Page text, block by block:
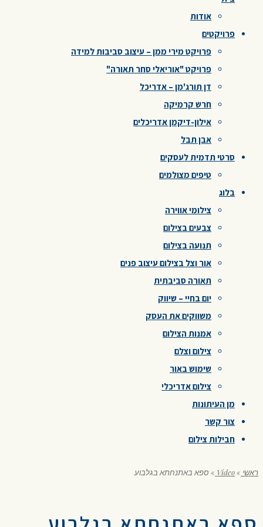
אודות
פרויקטים
פרויקט מירי ממן – עיצוב סביבות למידה
פרויקט "אוריאלי סחר תאורה"
דן תורג'מן – אדריכל
חרש קרמיקה
אילון-דיקמן אדריכלים
אבן תבל
סרטי תדמית לעסקים
טיפים מצולמים
בלוג
צילומי אווירה
צבעים בצילום
תנועה בצילום
אור וצל בצילום עיצוב פנים
תאורה סביבתית
יום בחיי – שיווק
משווקים את העסק
אמנות הצילום
צילום וצלם
שימוש באור
צילום אדריכלי
מן העיתונות
צור קשר
חבילות צילום
ראשי »
Video
» ספא באתנחתא בגלבוע